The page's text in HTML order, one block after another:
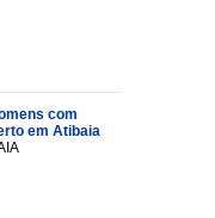
com
em Atibaia